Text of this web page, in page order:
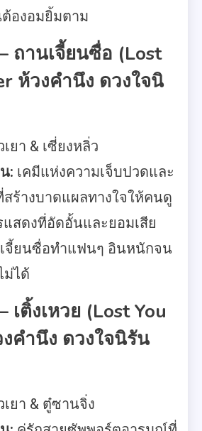
องอมยิ้มตาม
ถานเจี้ยนซื่อ (Lost
ห้วงคำนึง ดวงใจนิ
เยา & เซี่ยงหลิ่ว
: เคมีแห่งความเจ็บปวดและ
สร้างบาดแผลทางใจให้คนดู
สดงที่อัดอั้นและยอมเสีย
จี้ยนซื่อทำแฟนๆ อินหนักจน
ได้
เติ้งเหวย (Lost You
คำนึง ดวงใจนิรัน
เยา & ตู๋ซานจิ่ง